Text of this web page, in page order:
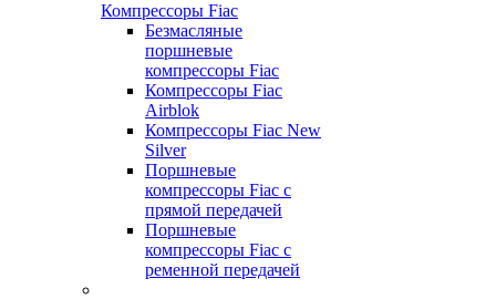
Компрессоры Fiac
Безмасляные
поршневые
компрессоры Fiac
Компрессоры Fiac
Airblok
Компрессоры Fiac New
Silver
Поршневые
компрессоры Fiac с
прямой передачей
Поршневые
компрессоры Fiac с
ременной передачей